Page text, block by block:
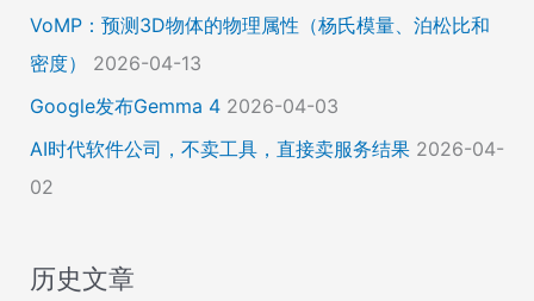
VoMP：预测3D物体的物理属性（杨氏模量、泊松比和
密度）
2026-04-13
Google发布Gemma 4 2026-04-03
AI时代软件公司，不卖工具，直接卖服务结果 2026-04-
02
历史文章